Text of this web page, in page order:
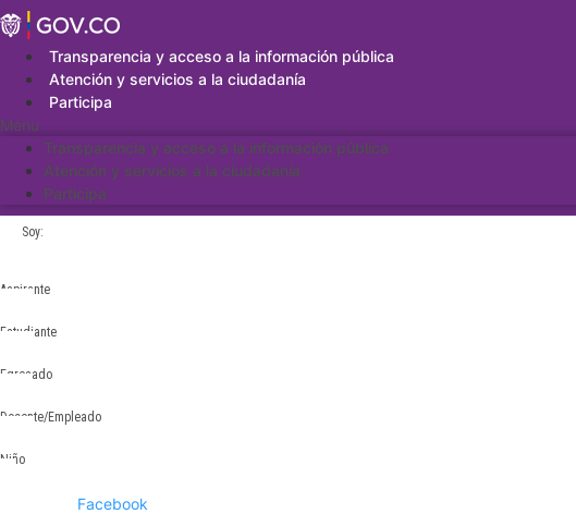
Saltar
al
contenidoTransparencia y acceso a la información pública
Atención y servicios a la ciudadanía
Participa
Menu
Transparencia y acceso a la información pública
Atención y servicios a la ciudadanía
Participa
Soy:
Aspirante
Estudiante
Egresado
Docente/Empleado
Niño
Facebook